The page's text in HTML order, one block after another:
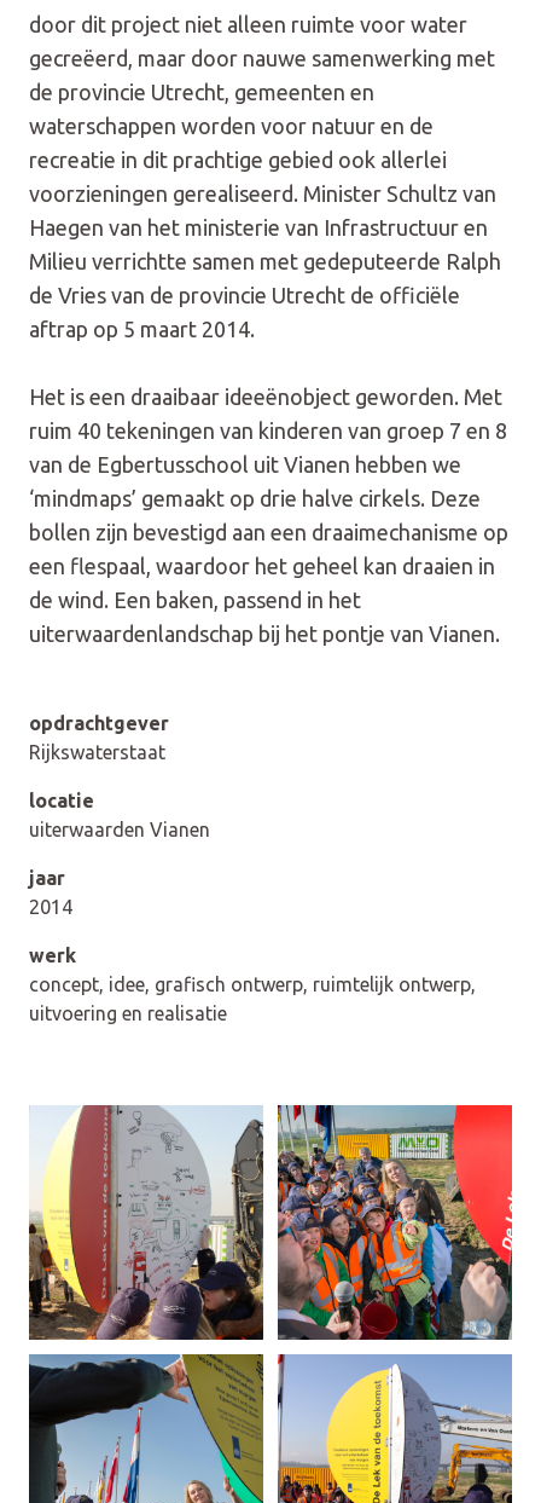
door dit project niet alleen ruimte voor water
gecreëerd, maar door nauwe samenwerking met
de provincie Utrecht, gemeenten en
waterschappen worden voor natuur en de
recreatie in dit prachtige gebied ook allerlei
voorzieningen gerealiseerd. Minister Schultz van
Haegen van het ministerie van Infrastructuur en
Milieu verrichtte samen met gedeputeerde Ralph
de Vries van de provincie Utrecht de officiële
aftrap op 5 maart 2014.
Het is een draaibaar ideeënobject geworden. Met
ruim 40 tekeningen van kinderen van groep 7 en 8
van de Egbertusschool uit Vianen hebben we
‘mindmaps’ gemaakt op drie halve cirkels. Deze
bollen zijn bevestigd aan een draaimechanisme op
een flespaal, waardoor het geheel kan draaien in
de wind. Een baken, passend in het
uiterwaardenlandschap bij het pontje van Vianen.
opdrachtgever
Rijkswaterstaat
locatie
uiterwaarden Vianen
jaar
2014
werk
concept, idee, grafisch ontwerp, ruimtelijk ontwerp,
uitvoering en realisatie